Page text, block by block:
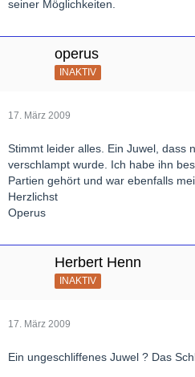
seiner Möglichkeiten.
operus
INAKTIV
17. März 2009
Stimmt leider alles. Ein Juwel, dass
verschlampt wurde. Ich habe ihn
Partien gehört und war ebenfalls
Herzlichst
Operus
Herbert Henn
INAKTIV
17. März 2009
Ein ungeschliffenes Juwel ? Das